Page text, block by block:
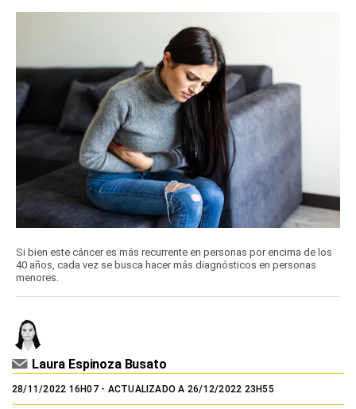
Si bien este cáncer es más recurrente en personas por encima de los
40 años, cada vez se busca hacer más diagnósticos en personas
menores.
Laura Espinoza Busato
28/11/2022 16H07- ACTUALIZADO A 26/12/2022 23H55